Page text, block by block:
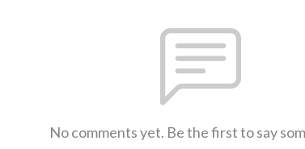
No comments yet. Be the first to say